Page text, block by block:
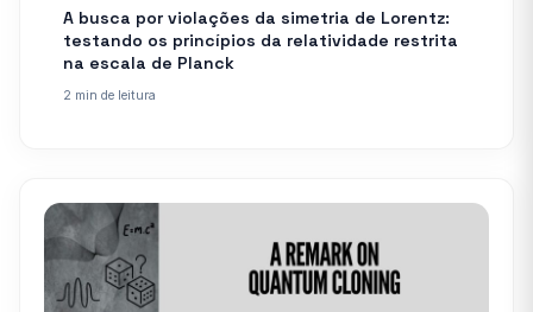
A busca por violações da simetria de Lorentz:
testando os princípios da relatividade restrita
na escala de Planck
2 min de leitura